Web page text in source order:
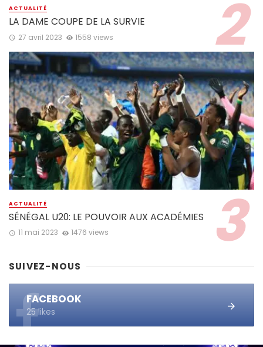
ACTUALITÉ
LA DAME COUPE DE LA SURVIE
27 avril 2023 1558 views
ACTUALITÉ
SÉNÉGAL U20: LE POUVOIR AUX ACADÉMIES
11 mai 2023 1476 views
SUIVEZ-NOUS
FACEBOOK
25 likes